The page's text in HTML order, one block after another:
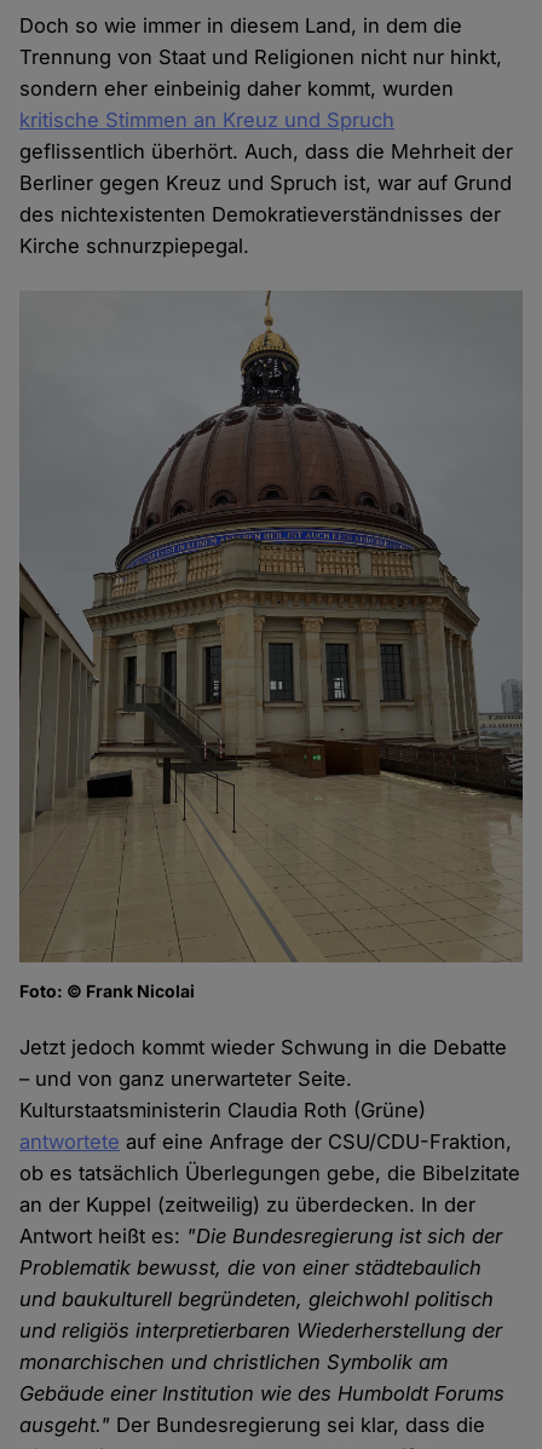
Doch so wie immer in diesem Land, in dem die
Trennung von Staat und Religionen nicht nur hinkt,
sondern eher einbeinig daher kommt, wurden
kritische Stimmen an Kreuz und Spruch
geflissentlich überhört. Auch, dass die Mehrheit der
Berliner gegen Kreuz und Spruch ist, war auf Grund
des nichtexistenten Demokratieverständnisses der
Kirche schnurzpiepegal.
Foto: © Frank Nicolai
Jetzt jedoch kommt wieder Schwung in die Debatte
– und von ganz unerwarteter Seite.
Kulturstaatsministerin Claudia Roth (Grüne)
antwortete auf eine Anfrage der CSU/CDU-Fraktion,
ob es tatsächlich Überlegungen gebe, die Bibelzitate
an der Kuppel (zeitweilig) zu überdecken. In der
Antwort heißt es: "Die Bundesregierung ist sich der
Problematik bewusst, die von einer städtebaulich
und baukulturell begründeten, gleichwohl politisch
und religiös interpretierbaren Wiederherstellung der
monarchischen und christlichen Symbolik am
Gebäude einer Institution wie des Humboldt Forums
ausgeht." Der Bundesregierung sei klar, dass die